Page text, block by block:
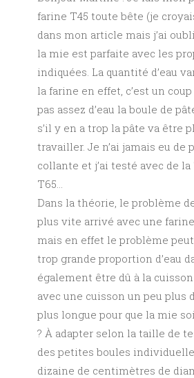
farine T45 toute bête (je
dans mon article mais j’ai
la mie est parfaite avec les
indiquées. La quantité d’eau
la farine en effet, c’est un coup
pas assez d’eau la boule de
s’il y en a trop la pâte va être
travailler. Je n’ai jamais eu de
collante et j’ai testé avec de la
T65…
Dans la théorie, le problème
plus vite arrivé avec une
mais en effet le problème
trop grande proportion d’eau
également être dû à la
avec une cuisson un peu plus
plus longue pour que la mie
? À adapter selon la taille de
des petites boules
dizaine de centimètres de